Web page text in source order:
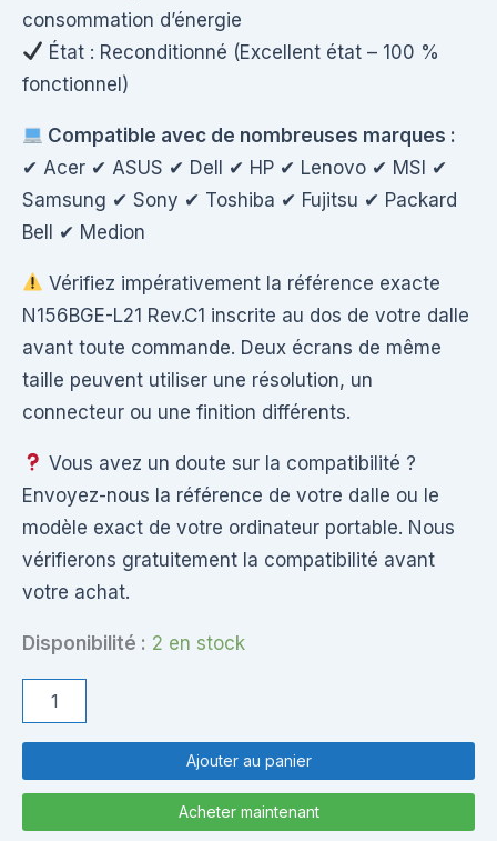
consommation d’énergie
État : Reconditionné (Excellent état – 100 %
fonctionnel)
Compatible avec de nombreuses marques :
✔ Acer ✔ ASUS ✔ Dell ✔ HP ✔ Lenovo ✔ MSI ✔
Samsung ✔ Sony ✔ Toshiba ✔ Fujitsu ✔ Packard
Bell ✔ Medion
Vérifiez impérativement la référence exacte
N156BGE-L21 Rev.C1 inscrite au dos de votre dalle
avant toute commande. Deux écrans de même
taille peuvent utiliser une résolution, un
connecteur ou une finition différents.
Vous avez un doute sur la compatibilité ?
Envoyez-nous la référence de votre dalle ou le
modèle exact de votre ordinateur portable. Nous
vérifierons gratuitement la compatibilité avant
votre achat.
Disponibilité : 2 en stock
Rev.C1
Dalle
Ajouter au panier
Acheter maintenant